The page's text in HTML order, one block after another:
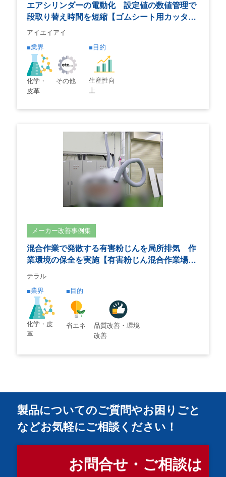
エアシリンダーの電動化 設定値の数値管理で
段取り替え時間を短縮【ゴムシート用カッタ…
アイエイアイ
業界
化学・
皮革
その他
目的
生産性向
上
メーカー改善事例集
混合作業で発散する有害粉じんを局所排気 作
業環境の保全を実施【有害粉じん混合作業場…
テラル
業界
化学・皮
革
目的
省エネ
品質改善・環境
改善
製品についてのご質問やお困りごと
などお気軽にご相談ください！
お問合せ・ご相談は